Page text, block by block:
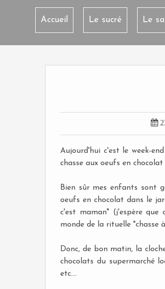
Accueil Le sucré Le

Aujourd'hui c'est le week-
chasse aux oeufs en chocolat
Bien sûr mes enfants sont
oeufs en chocolat dans le
c'est maman" (j'espère
monde de la rituelle "chasse
Donc, de bon matin, la
chocolats du supermarché
etc....